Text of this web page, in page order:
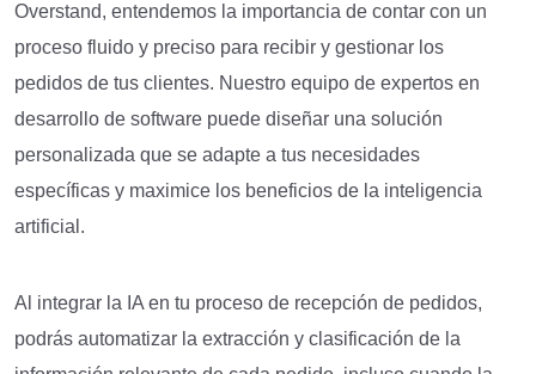
Overstand, entendemos la importancia de contar con un
proceso fluido y preciso para recibir y gestionar los
pedidos de tus clientes. Nuestro equipo de expertos en
desarrollo de software puede diseñar una solución
personalizada que se adapte a tus necesidades
específicas y maximice los beneficios de la inteligencia
artificial.
Al integrar la IA en tu proceso de recepción de pedidos,
podrás automatizar la extracción y clasificación de la